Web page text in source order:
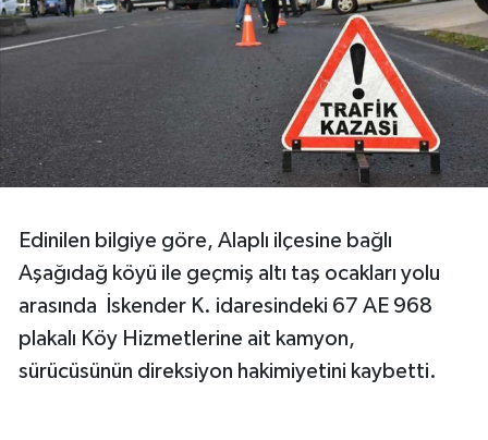
Edinilen bilgiye göre, Alaplı ilçesine bağlı
Aşağıdağ köyü ile geçmiş altı taş ocakları yolu
arasında İskender K. idaresindeki 67 AE 968
plakalı Köy Hizmetlerine ait kamyon,
sürücüsünün direksiyon hakimiyetini kaybetti.